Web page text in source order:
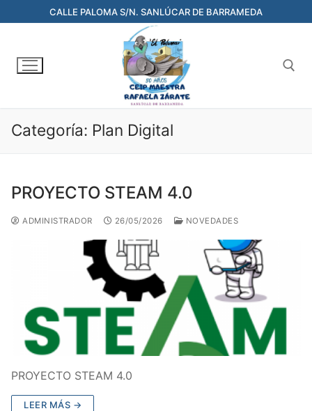
CALLE PALOMA S/N. SANLÚCAR DE BARRAMEDA
Categoría: Plan Digital
PROYECTO STEAM 4.0
ADMINISTRADOR 26/05/2026 NOVEDADES
PROYECTO STEAM 4.0
LEER MÁS →